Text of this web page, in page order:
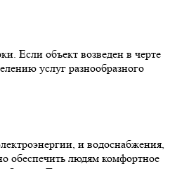
Если объект возведен в черте
услуг разнообразного
и водоснабжения,
обеспечить людям комфортное